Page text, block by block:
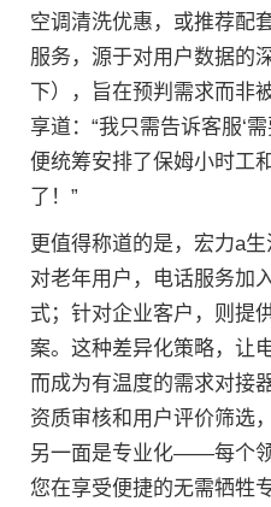
空调清洗优惠，或推荐配
服务，源于对用户数据的
下），旨在预判需求而非
享道：“我只需告诉客服‘
便统筹安排了保姆小时工
了！”
更值得称道的是，宏力a
对老年用户，电话服务加
式；针对企业客户，则提
案。这种差异化策略，让
而成为有温度的需求对接
资质审核和用户评价筛选
另一面是专业化——每个
您在享受便捷的无需牺牲